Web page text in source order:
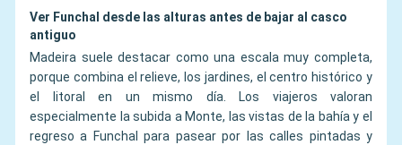
Ver Funchal desde las alturas antes de bajar al casco
antiguo
Madeira suele destacar como una escala muy completa,
porque combina el relieve, los jardines, el centro histórico y
el litoral en un mismo día. Los viajeros valoran
especialmente la subida a Monte, las vistas de la bahía y el
regreso a Funchal para pasear por las calles pintadas y